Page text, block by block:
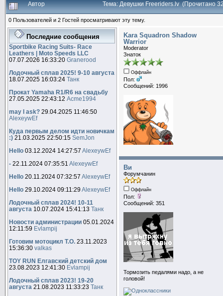
Автор Тема: Девушки Freeriders.lv (Прочитано
0 Пользователей и 2 Гостей просматривают эту тему.
Последние сообщения
Sportbike Racing Suits- Race
Leathers | Moto Speeds LLC
07.07.2026 16:33:20Granerood
Лодочный сплав 2025! 9-10 августа
18.07.2025 16:03:24Танк
Прокат Yamaha R1/R6 на свадьбу
27.05.2025 22:43:12Acme1994
may I ask? 29.04.2025 11:46:50
AlexeywEf
Куда первым делом идти новичкам
:) 21.03.2025 22:50:15SemJon
Hello 03.12.2024 14:27:57AlexeywEf
- 22.11.2024 07:35:51AlexeywEf
Hello 20.11.2024 07:32:57AlexeywEf
Hello 29.10.2024 09:11:29AlexeywEf
Лодочный сплав 2024! 10-11
августа 10.07.2024 15:41:13Танк
Новости администрации 05.01.2024
12:11:59 Evlampij
Готовим мотоцикл Т.О. 23.11.2023
15:36:30valkas
TOY RUN Елгавский детский дом
23.08.2023 12:41:30 Evlampij
Лодочный сплав 2023! 19-20
августа 21.08.2023 11:33:23Танк
Kara Squadron Shadow
Warrior
Moderator
Знаток
Оффлайн
Пол:
Сообщений: 1996
Ви
Форумчанин
Оффлайн
Пол:
Сообщений: 351
Тормозить педалями надо, а не
головой!